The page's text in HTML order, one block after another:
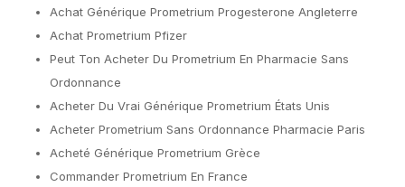
Achat Générique Prometrium Progesterone Angleterre
Achat Prometrium Pfizer
Peut Ton Acheter Du Prometrium En Pharmacie Sans
Ordonnance
Acheter Du Vrai Générique Prometrium États Unis
Acheter Prometrium Sans Ordonnance Pharmacie Paris
Acheté Générique Prometrium Grèce
Commander Prometrium En France